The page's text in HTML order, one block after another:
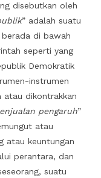
oleh
” adalah suatu
di bawah
seperti yang
Demokratik
instrumen
atau dikontrakkan
pengaruh”
atau
atau keuntungan
perantara, dan
suatu